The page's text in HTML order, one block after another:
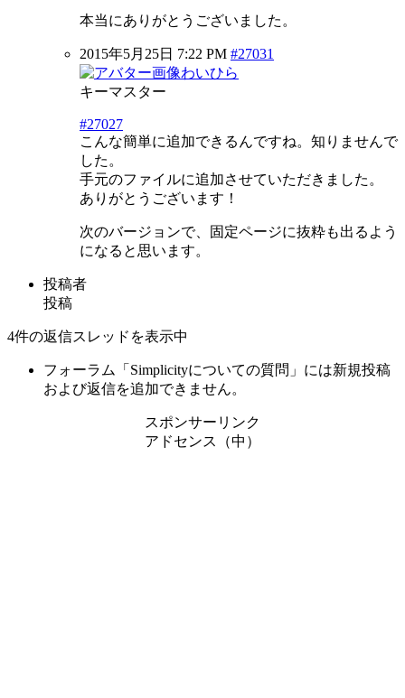
本当にありがとうございました。
2015年5月25日 7:22 PM #27031
わいひら
キーマスター
#27027
こんな簡単に追加できるんですね。知りませんで
した。
手元のファイルに追加させていただきました。
ありがとうございます！
次のバージョンで、固定ページに抜粋も出るよう
になると思います。
投稿者
投稿
4件の返信スレッドを表示中
フォーラム「Simplicityについての質問」には新規投稿
および返信を追加できません。
スポンサーリンク
アドセンス（中）